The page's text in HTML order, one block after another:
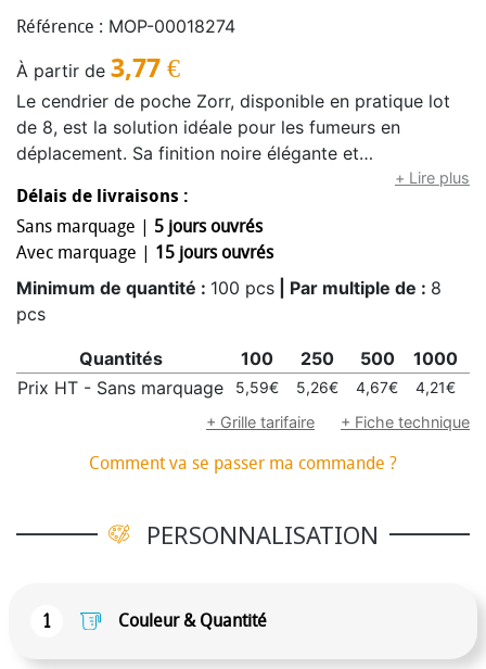
Référence : MOP-00018274
À partir de 3,77 €
Le cendrier de poche Zorr, disponible en pratique lot
de 8, est la solution idéale pour les fumeurs en
déplacement. Sa finition noire élégante et
caoutchoutée offre un moyen discret et hygiénique de
se débarrasser des mégots. Compact, il se glisse
facilement dans n’importe quelle poche et prévient les
mauvaises odeurs, parfait pour le fumeur soucieux de
l’environnement.
+ Lire plus
Délais de livraisons :
Sans marquage | 5 jours ouvrés
Avec marquage | 15 jours ouvrés
Minimum de quantité : 100 pcs | Par multiple de : 8
pcs
Quantités 100 250 500 1000
Prix HT - Sans marquage
5,59€ 5,26€ 4,67€ 4,21€
+ Grille tarifaire
+ Fiche technique
Comment va se passer ma commande ?
PERSONNALISATION
1 Couleur & Quantité